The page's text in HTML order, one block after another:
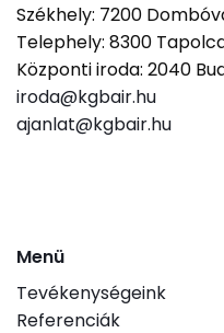
Székhely: 7200
Telephely: 8300
Központi iroda: 2040
iroda@kgbair.hu
ajanlat@kgbair.hu
Menü
Tevékenységeink
Referenciák